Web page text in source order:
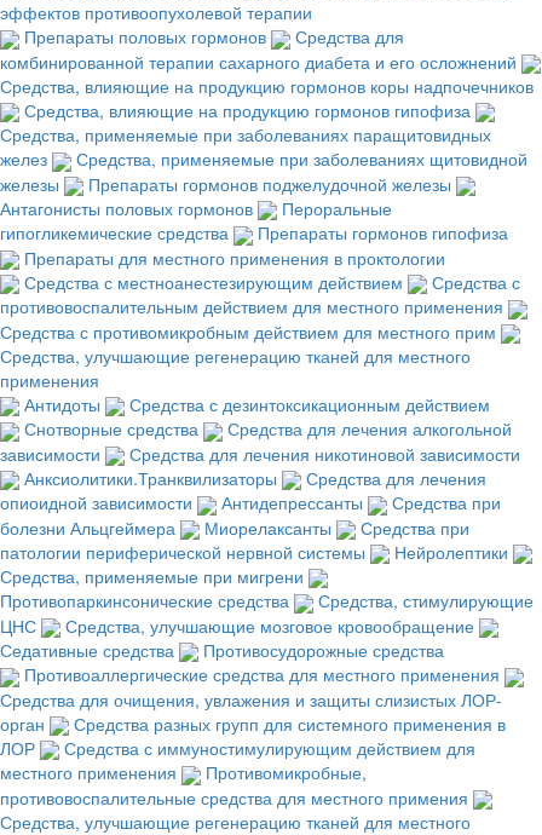
эффектов противоопухолевой терапии
Препараты половых гормонов
Средства для
комбинированной терапии сахарного диабета и его осложнений
Средства, влияющие на продукцию гормонов коры надпочечников
Средства, влияющие на продукцию гормонов гипофиза
Средства, применяемые при заболеваниях паращитовидных
желез
Средства, применяемые при заболеваниях щитовидной
железы
Препараты гормонов поджелудочной железы
Антагонисты половых гормонов
Пероральные
гипогликемические средства
Препараты гормонов гипофиза
Препараты для местного применения в проктологии
Средства с местноанестезирующим действием
Средства с
противовоспалительным действием для местного применения
Средства с противомикробным действием для местного прим
Средства, улучшающие регенерацию тканей для местного
применения
Антидоты
Средства с дезинтоксикационным действием
Снотворные средства
Средства для лечения алкогольной
зависимости
Средства для лечения никотиновой зависимости
Анксиолитики.Транквилизаторы
Средства для лечения
опиоидной зависимости
Антидепрессанты
Средства при
болезни Альцгеймера
Миорелаксанты
Средства при
патологии периферической нервной системы
Нейролептики
Средства, применяемые при мигрени
Противопаркинсонические средства
Средства, стимулирующие
ЦНС
Средства, улучшающие мозговое кровообращение
Седативные средства
Противосудорожные средства
Противоаллергические средства для местного применения
Средства для очищения, увлажения и защиты слизистых ЛОР-
орган
Средства разных групп для системного применения в
ЛОР
Средства с иммуностимулирующим действием для
местного применения
Противомикробные,
противовоспалительные средства для местного примения
Средства, улучшающие регенерацию тканей для местного